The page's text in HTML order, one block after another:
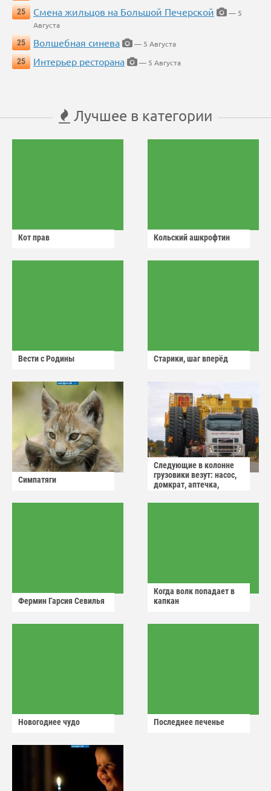
25
Смена жильцов на Большой Печерской
— 5
Августа
25
Волшебная синева
— 5 Августа
25
Интерьер ресторана — 5 Августа
Лучшее в категории
Кот прав Кольский ашкрофтин
Вести с Родины Старики, шаг вперёд
Симпатяги
Следующие в колонне
грузовики везут: насос,
домкрат, аптечка,
Фермин Гарсия Севилья
Когда волк попадает в
капкан
Новогоднее чудо Последнее печенье